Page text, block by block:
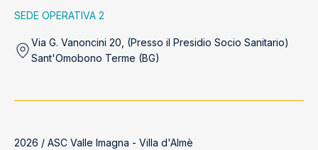
SEDE OPERATIVA 2
Via G. Vanoncini 20, (Presso il Presidio Socio Sanitario)
Sant'Omobono Terme (BG)
2026 / ASC Valle Imagna - Villa d'Almè